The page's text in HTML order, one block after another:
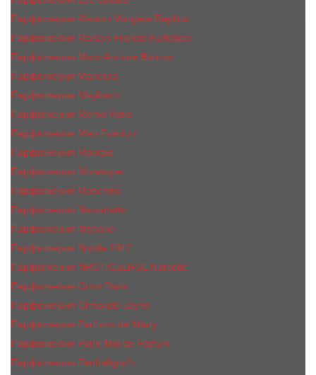
Парфюмерия Maison Margiela Replica
Парфюмерия Maison Francis Kurkdjian
Парфюмерия Marc-Antoine Barrois
Парфюмерия Mancera
Парфюмерия Maybach
Парфюмерия Memo Paris
Парфюмерия Meo Fusciuni
Парфюмерия Montale
Парфюмерия Moresque
Парфюмерия Moschino
Парфюмерия Nasomatto
Парфюмерия Nishane
Парфюмерия Nobile 1942
Парфюмерия NROTICuERSE Narcotic
Парфюмерия Orlov Paris
Парфюмерия Ormonde Jayne
Парфюмерия Parfums de Marly
Парфюмерия Parle Moi de Parfum
Парфюмерия Penhaligon's